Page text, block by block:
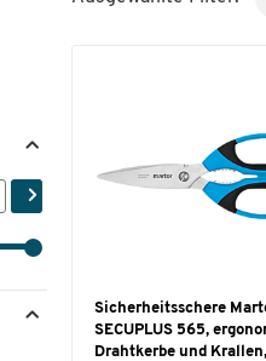
Sicherheitsschere
SECUPLUS 565,
Drahtkerbe und Krallen,